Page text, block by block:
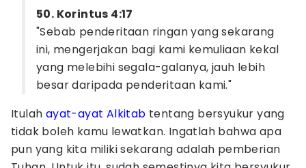
50. Korintus 4:17
"Sebab penderitaan ringan yang sekarang
ini, mengerjakan bagi kami kemuliaan kekal
yang melebihi segala-galanya, jauh lebih
besar daripada penderitaan kami."
Itulah ayat-ayat Alkitab tentang bersyukur yang
tidak boleh kamu lewatkan. Ingatlah bahwa apa
pun yang kita miliki sekarang adalah pemberian